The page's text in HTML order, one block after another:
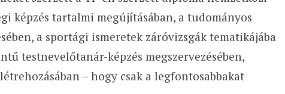
képzés tartalmi megújításában, a tudományos
a sportági ismeretek záróvizsgák tematikájába
testnevelőtanár-képzés megszervezésében,
– hogy csak a legfontosabbakat